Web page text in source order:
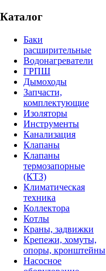
Каталог
Баки
расширительные
Водонагреватели
ГРПШ
Дымоходы
Запчасти,
комплектующие
Изоляторы
Инструменты
Канализация
Клапаны
Клапаны
термозапорные
(КТЗ)
Климатическая
техника
Коллектора
Котлы
Краны, задвижки
Крепежи, хомуты,
опоры, кронштейны
Насосное